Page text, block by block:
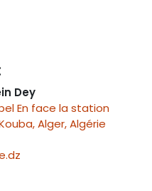
Dey
En face la station
Alger, Algérie